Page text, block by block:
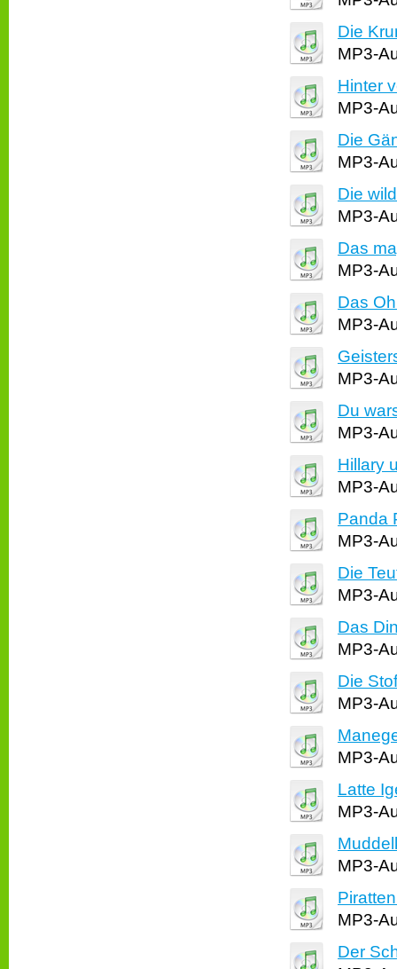
Die
MP3-
Hinter
MP3-
Die
MP3-
Die
MP3-
Das
MP3-
Das
MP3-
MP3-
Du
MP3-
Hillary
MP3-
Panda
MP3-
Die
MP3-
Das
MP3-
Die
MP3-
MP3-
Latte
MP3-
MP3-
MP3-
Der